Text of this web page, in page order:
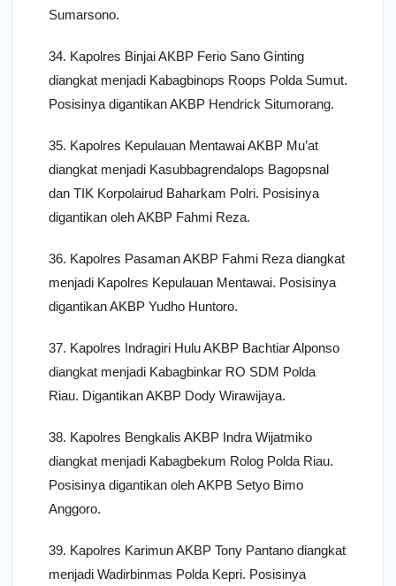
Sumarsono.
34. Kapolres Binjai AKBP Ferio Sano Ginting
diangkat menjadi Kabagbinops Roops Polda Sumut.
Posisinya digantikan AKBP Hendrick Situmorang.
35. Kapolres Kepulauan Mentawai AKBP Mu’at
diangkat menjadi Kasubbagrendalops Bagopsnal
dan TIK Korpolairud Baharkam Polri. Posisinya
digantikan oleh AKBP Fahmi Reza.
36. Kapolres Pasaman AKBP Fahmi Reza diangkat
menjadi Kapolres Kepulauan Mentawai. Posisinya
digantikan AKBP Yudho Huntoro.
37. Kapolres Indragiri Hulu AKBP Bachtiar Alponso
diangkat menjadi Kabagbinkar RO SDM Polda
Riau. Digantikan AKBP Dody Wirawijaya.
38. Kapolres Bengkalis AKBP Indra Wijatmiko
diangkat menjadi Kabagbekum Rolog Polda Riau.
Posisinya digantikan oleh AKPB Setyo Bimo
Anggoro.
39. Kapolres Karimun AKBP Tony Pantano diangkat
menjadi Wadirbinmas Polda Kepri. Posisinya